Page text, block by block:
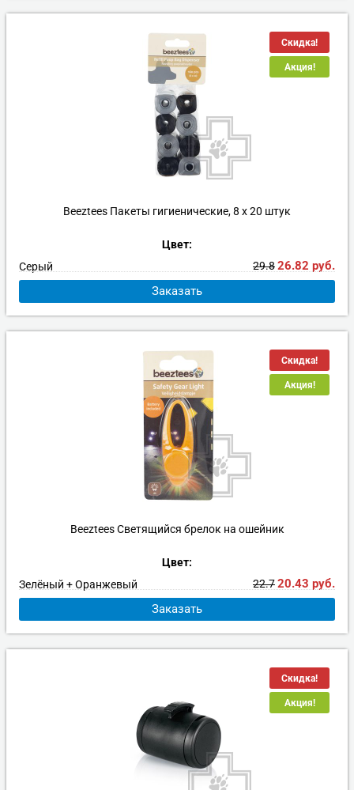
Скидка!
Акция!
Beeztees Пакеты гигиенические, 8 х 20 штук
Цвет:
Серый
29.826.82 руб.
Заказать
Скидка!
Акция!
Beeztees Светящийся брелок на ошейник
Цвет:
Зелёный + Оранжевый
22.720.43 руб.
Заказать
Скидка!
Акция!